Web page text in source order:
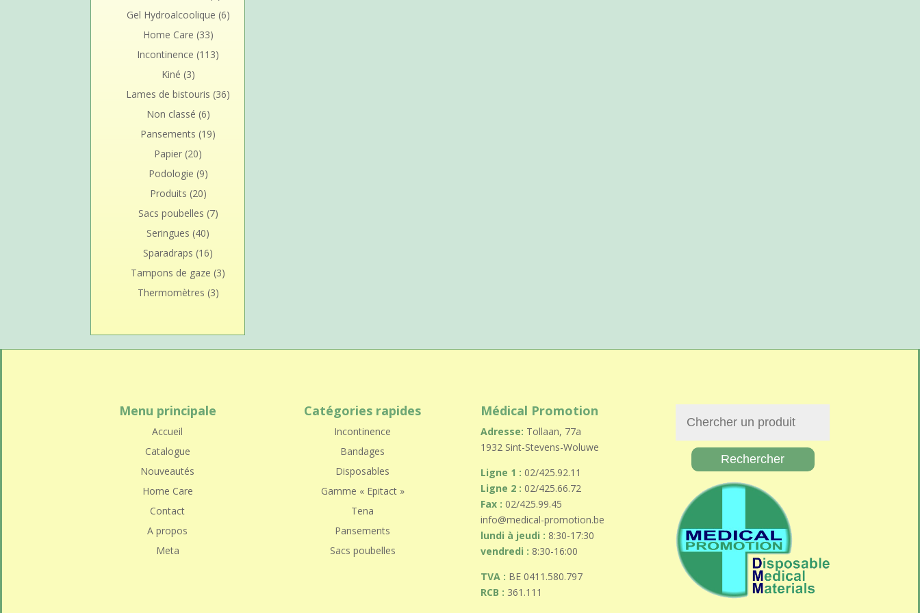
Gel Hydroalcoolique (6)
Home Care (33)
Incontinence (113)
Kiné (3)
Lames de bistouris (36)
Non classé (6)
Pansements (19)
Papier (20)
Podologie (9)
Produits (20)
Sacs poubelles (7)
Seringues (40)
Sparadraps (16)
Tampons de gaze (3)
Thermomètres (3)
Menu principale
Accueil
Catalogue
Nouveautés
Home Care
Contact
A propos
Meta
Catégories rapides
Incontinence
Bandages
Disposables
Gamme « Epitact »
Tena
Pansements
Sacs poubelles
Médical Promotion
Adresse: Tollaan, 77a
1932 Sint-Stevens-Woluwe
Ligne 1 : 02/425.92.11
Ligne 2 : 02/425.66.72
Fax : 02/425.99.45
info@medical-promotion.be
lundi à jeudi : 8:30-17:30
vendredi : 8:30-16:00
TVA : BE 0411.580.797
RCB : 361.111